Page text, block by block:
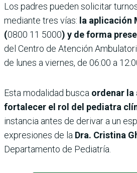
Los padres pueden solicitar
mediante tres vías: la aplicación
(0800 11 5000) y de forma
del Centro de Atención
de lunes a viernes, de 06:00 a
Esta modalidad busca ordenar la
fortalecer el rol del pediatra
instancia antes de derivar a un
expresiones de la Dra. Cristina
Departamento de Pediatría.